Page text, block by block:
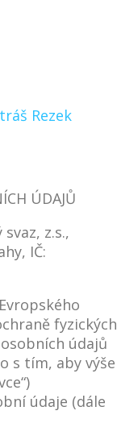
Rezek
ÚDAJŮ
z.s.,
IČ:
fyzických
údajů
s tím, aby výše
údaje (dále